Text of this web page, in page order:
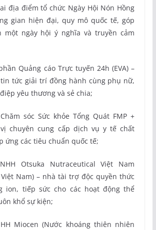
địa điểm tổ chức Ngày Hội Nón Hồng
gian hiện đại, quy mô quốc tế, góp
một ngày hội ý nghĩa và truyền cảm
Quảng cáo Trực tuyến 24h (EVA) –
tức giải trí đồng hành cùng phụ nữ,
yêu thương và sẻ chia;
sóc Sức khỏe Tổng Quát FMP +
chuyên cung cấp dịch vụ y tế chất
ứng các tiêu chuẩn quốc tế;
Otsuka Nutraceutical Việt Nam
Việt Nam) – nhà tài trợ độc quyền thức
ion, tiếp sức cho các hoạt động thể
khổ sự kiện;
Miocen (Nước khoáng thiên nhiên